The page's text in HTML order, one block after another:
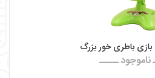
بازی باطری خور بزرگ
ناموجود ـــــ